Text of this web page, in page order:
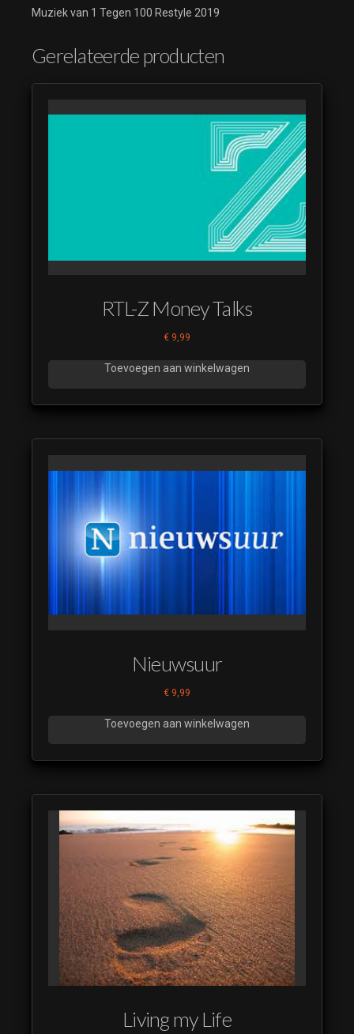
1 Tegen 100
1 Tegen 100
Restyle 2019 09
(luistervoorbeeld)
Restyle 2019 12
(luistervoorbeeld)
Restyle 2019 13
Muziek van 1 Tegen 100 Restyle 2019
Gerelateerde producten
RTL-Z Money Talks
€ 9,99
Toevoegen aan winkelwagen
Nieuwsuur
€ 9,99
Toevoegen aan winkelwagen
Living my Life